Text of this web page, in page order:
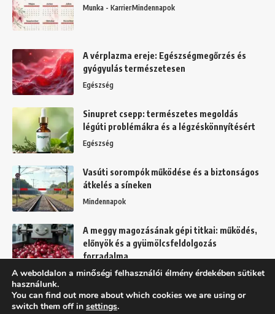
Munka - KarrierMindennapok
A vérplazma ereje: Egészségmegőrzés és
gyógyulás természetesen
Egészség
Sinupret csepp: természetes megoldás
légúti problémákra és a légzéskönnyítésért
Egészség
Vasúti sorompók működése és a biztonságos
átkelés a síneken
Mindennapok
A meggy magozásának gépi titkai: működés,
előnyök és a gyümölcsfeldolgozás
forradalma
Kert
A weboldalon a minőségi felhasználói élmény érdekében sütiket
használunk.
You can find out more about which cookies we are using or
switch them off in settings.